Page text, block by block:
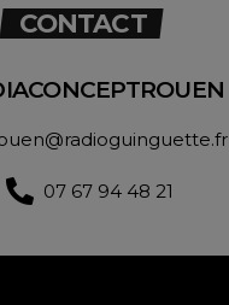
CONTACT
07 67 94 48 21